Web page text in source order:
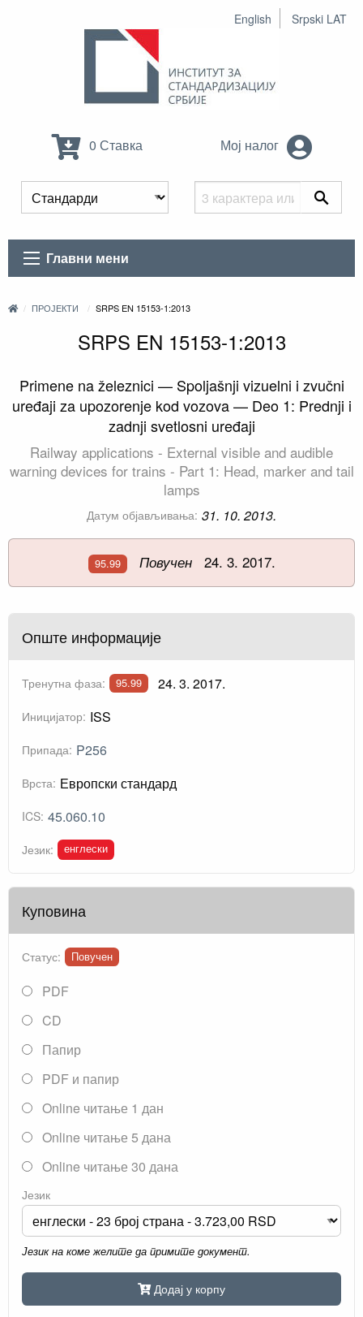
English Srpski LAT
0 Ставка Мој налог
Главни мени
ПРОЈЕКТИ SRPS EN 15153-1:2013
SRPS EN 15153-1:2013
Primene na železnici — Spoljašnji vizuelni i zvučni
uređaji za upozorenje kod vozova — Deo 1: Prednji i
zadnji svetlosni uređaji
Railway applications - External visible and audible
warning devices for trains - Part 1: Head, marker and tail
lamps
Датум објављивања: 31. 10. 2013.
95.99 Повучен24. 3. 2017.
Опште информације
Тренутна фаза: 95.99 24. 3. 2017.
Иницијатор: ISS
Припада: P256
Врста: Европски стандард
ICS: 45.060.10
Језик: енглески
Куповина
Статус: Повучен
PDF
CD
Папир
PDF и папир
Online читање 1 дан
Online читање 5 дана
Online читање 30 дана
Језик
Језик на коме желите да примите документ.
Додај у корпу